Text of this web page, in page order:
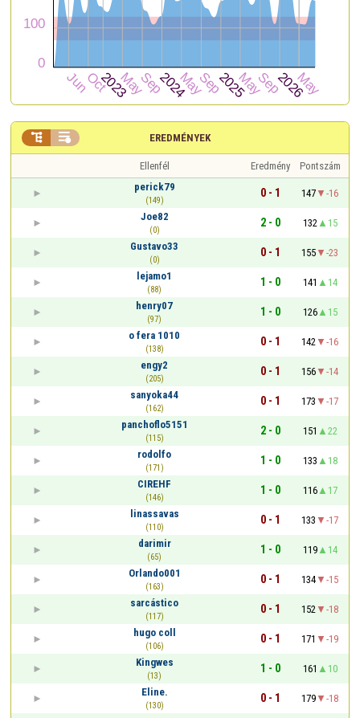
EREDMÉNYEK
 
Ellenfél Eredmény
Pontszám
perick79
(149)
0 - 1 147
-16
Joe82
(0)
2 - 0 132
15
Gustavo33
(0)
0 - 1 155
-23
lejamo1
(88)
1 - 0 141
14
henry07
(97)
1 - 0 126
15
o fera 1010
(138)
0 - 1 142
-16
engy2
(205)
0 - 1 156
-14
sanyoka44
(162)
0 - 1 173
-17
panchoflo5151
(115)
2 - 0 151
22
rodolfo
(171)
1 - 0 133
18
CIREHF
(146)
1 - 0 116
17
linassavas
(110)
0 - 1 133
-17
darimir
(65)
1 - 0 119
14
Orlando001
(163)
0 - 1 134
-15
sarcástico
(117)
0 - 1 152
-18
hugo coll
(106)
0 - 1 171
-19
Kingwes
(13)
1 - 0 161
10
Eline.
(130)
0 - 1 179
-18